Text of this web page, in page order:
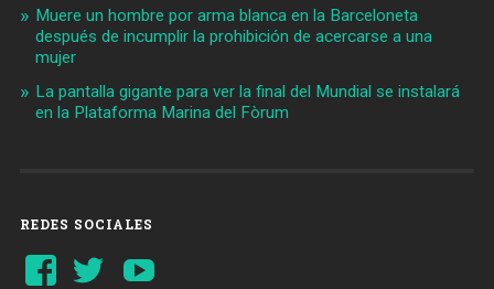
Muere un hombre por arma blanca en la Barceloneta
después de incumplir la prohibición de acercarse a una
mujer
La pantalla gigante para ver la final del Mundial se instalará
en la Plataforma Marina del Fòrum
REDES SOCIALES
Ver
perfil
Ver
perfil